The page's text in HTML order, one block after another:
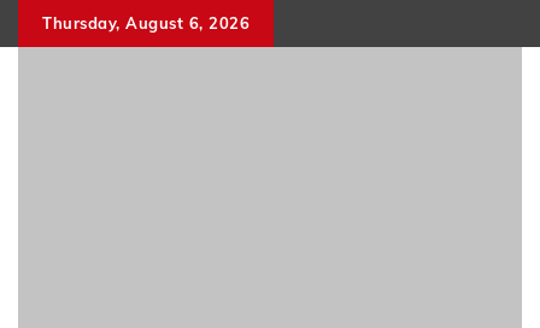
to
Thursday, August 6, 2026